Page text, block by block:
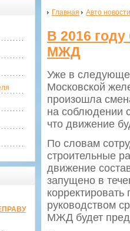
Главная Авто новости
В 2016
МЖД
Уже в
Московской
произошла
на соблюдении
что движение
По словам
строительные
движение
запущено в
руководством
МЖД будет